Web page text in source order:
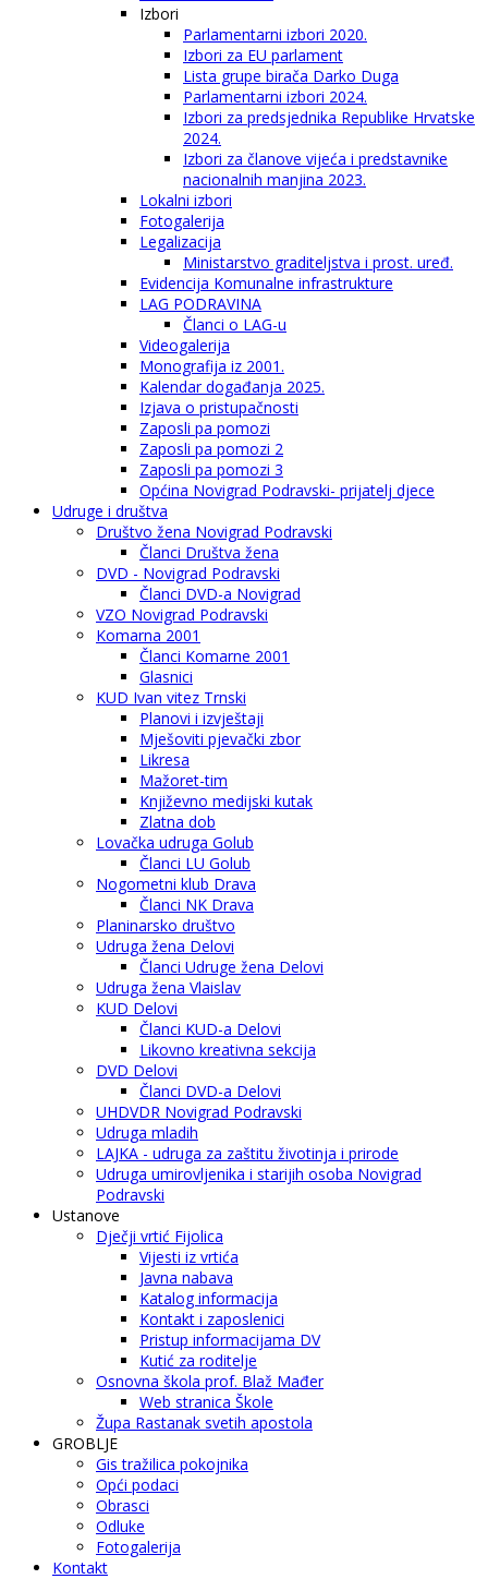
Izbori
Parlamentarni izbori 2020.
Izbori za EU parlament
Lista grupe birača Darko Duga
Parlamentarni izbori 2024.
Izbori za predsjednika Republike Hrvatske
2024.
Izbori za članove vijeća i predstavnike
nacionalnih manjina 2023.
Lokalni izbori
Fotogalerija
Legalizacija
Ministarstvo graditeljstva i prost. uređ.
Evidencija Komunalne infrastrukture
LAG PODRAVINA
Članci o LAG-u
Videogalerija
Monografija iz 2001.
Kalendar događanja 2025.
Izjava o pristupačnosti
Zaposli pa pomozi
Zaposli pa pomozi 2
Zaposli pa pomozi 3
Općina Novigrad Podravski- prijatelj djece
Udruge i društva
Društvo žena Novigrad Podravski
Članci Društva žena
DVD - Novigrad Podravski
Članci DVD-a Novigrad
VZO Novigrad Podravski
Komarna 2001
Članci Komarne 2001
Glasnici
KUD Ivan vitez Trnski
Planovi i izvještaji
Mješoviti pjevački zbor
Likresa
Mažoret-tim
Književno medijski kutak
Zlatna dob
Lovačka udruga Golub
Članci LU Golub
Nogometni klub Drava
Članci NK Drava
Planinarsko društvo
Udruga žena Delovi
Članci Udruge žena Delovi
Udruga žena Vlaislav
KUD Delovi
Članci KUD-a Delovi
Likovno kreativna sekcija
DVD Delovi
Članci DVD-a Delovi
UHDVDR Novigrad Podravski
Udruga mladih
LAJKA - udruga za zaštitu životinja i prirode
Udruga umirovljenika i starijih osoba Novigrad
Podravski
Ustanove
Dječji vrtić Fijolica
Vijesti iz vrtića
Javna nabava
Katalog informacija
Kontakt i zaposlenici
Pristup informacijama DV
Kutić za roditelje
Osnovna škola prof. Blaž Mađer
Web stranica Škole
Župa Rastanak svetih apostola
GROBLJE
Gis tražilica pokojnika
Opći podaci
Obrasci
Odluke
Fotogalerija
Kontakt